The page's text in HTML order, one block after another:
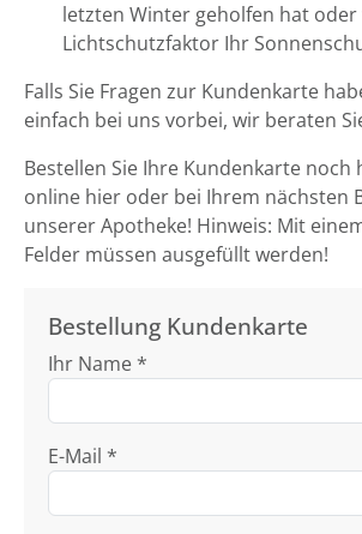
letzten Winter geholfen hat oder
Lichtschutzfaktor Ihr
Falls Sie Fragen zur Kundenkarte
einfach bei uns vorbei, wir beraten
Bestellen Sie Ihre Kundenkarte noch
online hier oder bei Ihrem nächsten
unserer Apotheke! Hinweis: Mit
Felder müssen ausgefüllt werden!
Bestellung Kundenkarte
Ihr Name *
E-Mail *